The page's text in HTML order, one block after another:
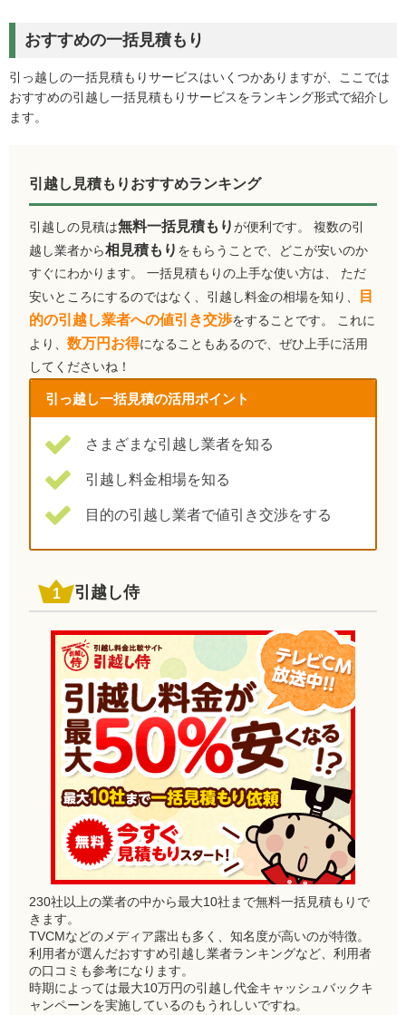
おすすめの一括見積もり
引っ越しの一括見積もりサービスはいくつかありますが、ここでは
おすすめの引越し一括見積もりサービスをランキング形式で紹介し
ます。
引越し見積もりおすすめランキング
引越しの見積は無料一括見積もりが便利です。 複数の引
越し業者から相見積もり をもらうことで、どこが安いのか
すぐにわかります。 一括見積もりの上手な使い方は、 ただ
安いところにするのではなく、引越し料金の相場を知り、
目
的の引越し業者への値引き交渉をすることです。 これに
より、数万円お得になることもあるので、ぜひ上手に活用
してくださいね！
引っ越し一括見積の活用ポイント
さまざまな引越し業者を知る
引越し料金相場を知る
目的の引越し業者で値引き交渉をする
引越し侍
230社以上の業者の中から最大10社まで無料一括見積もりで
きます。
TVCMなどのメディア露出も多く、知名度が高いのが特徴。
利用者が選んだおすすめ引越し業者ランキングなど、利用者
の口コミも参考になります。
時期によっては最大10万円の引越し代金キャッシュバックキ
ャンペーンを実施しているのもうれしいですね。